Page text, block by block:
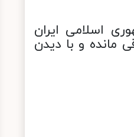
اسلامی ایران
و با دیدن